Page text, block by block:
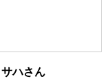
ハさん